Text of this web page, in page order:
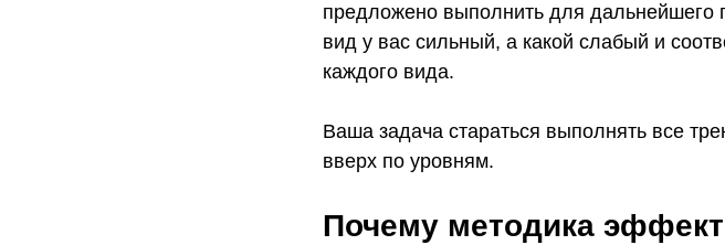
предложено выполнить для дальнейшего
вид у вас сильный, а какой слабый и
каждого вида.
Ваша задача стараться выполнять все
вверх по уровням.
Почему методика